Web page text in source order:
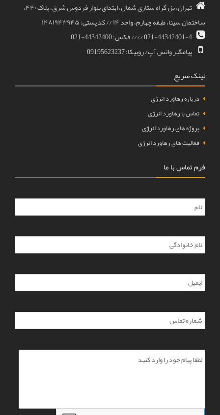
تهران، بزرگراه ستاری شمال، ابتدای بلوار فردوس شرق، پلاک ۴۴۰،
ساختمان سینا، طبقه چهارم، واحد ۱۴ // کد پستی: ۱۴۸۱۹۴۳۹۴۵
021-44342401-4 //// فکس: 44342400-021
پیامگیر واتس آپ/ روبیکا: 09195623237
لینک سریع
درباره رهاورد انرژی
تماس با رهاورد انرژی
پروژه های رهاورد انرژی
فعالیت های رهاورد انرژی
فرم تماس با ما